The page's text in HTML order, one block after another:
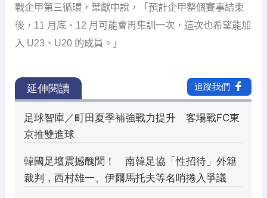
戰企甲第三循環，葉獻中說，「預計企甲整個賽事結束
後，11 月底、12 月可能會再集訓一次，這次也希望能加
入 U23、U20 的成員。」